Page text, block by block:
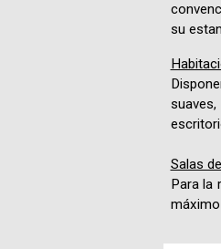
su
Salas
Para la